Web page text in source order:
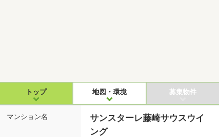
トップ 地図・環境 募集物件
マンション名
サンスターレ藤崎サウスウイ
ング